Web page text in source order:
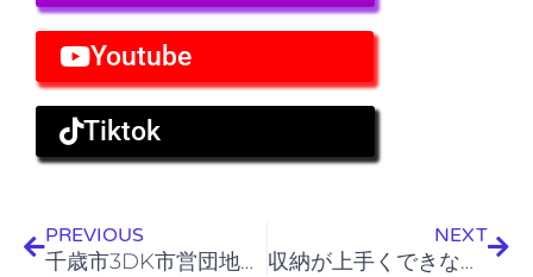
Youtube
Tiktok
PREVIOUS
千歳市3DK市営団地不用品回収作業
NEXT
収納が上手くできない原因とは？